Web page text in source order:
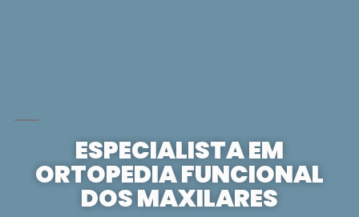
ESPECIALISTA EM
ORTOPEDIA FUNCIONAL
DOS MAXILARES